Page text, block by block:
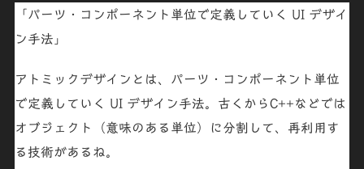
「パーツ・コンポーネント単位で定義していく UI デザイ
ン手法」
アトミックデザインとは、パーツ・コンポーネント単位
で定義していく UI デザイン手法。古くからC++などでは
オブジェクト（意味のある単位）に分割して、再利用す
る技術があるね。